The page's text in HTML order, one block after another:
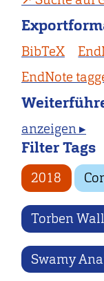
BibTeX
EndNote
anzeigen ▸
Filter Tags
2018
Torben
Swamy